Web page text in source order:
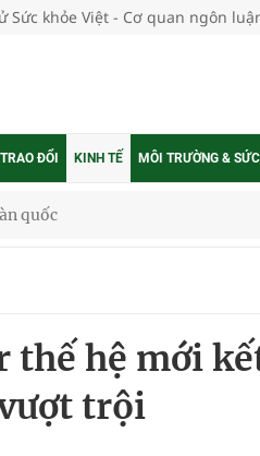
Sức khỏe Việt - Cơ quan ngôn
ĐỔI KINH TẾ MÔI TRƯỜNG &
mới của Việt Nam
lực cho môi trường và cộng
bảo hiểm y tế nếu không đăng
thế hệ mới
trội